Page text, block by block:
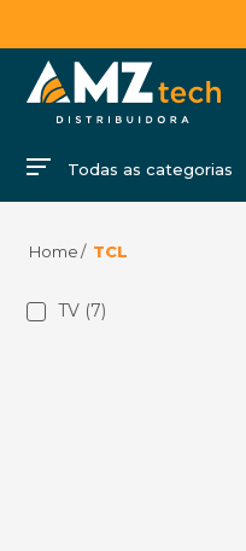
Todas as categorias
TCL
TV (7)